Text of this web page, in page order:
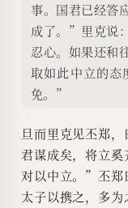
事。国君已经答
成了。”里克说
忍心。如果还和
取如此中立的
免。”
旦而里克见丕郑
君谋成矣，将立
对以中立。”丕郑
太子以携之，多为